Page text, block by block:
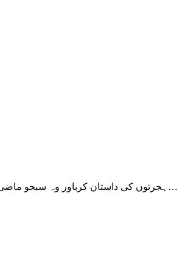
ہجرتوں کی داستان کرباور وہ سبجو ماضی کی گرد میںکہیں دب گیا ہےجب بھی جھاڑ پونچھ کر….. صیقل…